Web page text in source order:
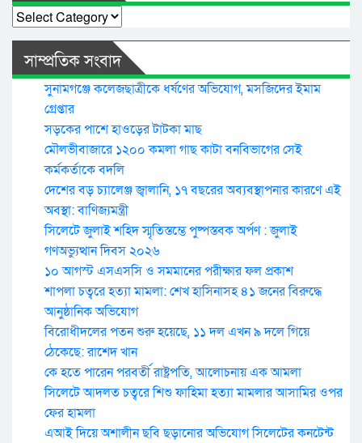
Categories
সাম্প্রতিক সংবাদ
সুনামগঞ্জে কলেজছাত্রীকে ধর্ষণের অভিযোগ, মসজিদের ইমাম
গ্রেপ্তার
সড়কের পাশে হাওড়ের টাটকা মাছ
মৌলভীবাজারে ১২০০ কমলা গাছ কাটা বনবিভাগের সেই
কর্মকর্তাকে বদলি
দেশের বড় চ্যালেঞ্জ জ্বালানি, ১৭ বছরের অব্যবস্থাপনার কারণে এই
অবস্থা: বাণিজ্যমন্ত্রী
সিলেটে জুলাই শহিদ স্মৃতিস্তম্ভে পুষ্পস্তবক অর্পণ : জুলাই
গণঅভ্যুত্থান দিবস ২০২৬
১০ আগস্ট এসএসসি ও সমমানের পরীক্ষার ফল প্রকাশ
শাপলা চত্বরে হত্যা মামলা: শেখ হাসিনাসহ ৪১ জনের বিরুদ্ধে
আনুষ্ঠানিক অভিযোগ
বিরোধীদলের পতন শুরু হয়েছে, ১১ দল এখন ৯ দলে গিয়ে
ঠেকেছে: রাশেদ খান
কে হতে পারেন পরবর্তী রাষ্ট্রপতি, আলোচনায় এক আমলা
সিলেটে আদলত চত্বরে শিশু ফাহিমা হত্যা মামলার আসামির ওপর
ফের হামলা
এআই দিয়ে অশালীন ছবি ছড়ানোর অভিযোগ সিলেটের কনটেন্ট